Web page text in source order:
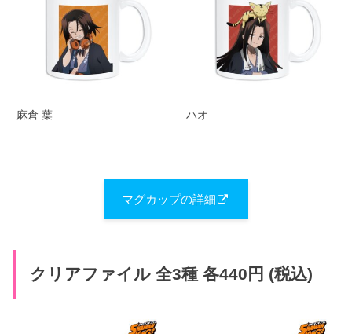
麻倉 葉 ハオ
マグカップの詳細
クリアファイル 全3種 各440円 (税込)